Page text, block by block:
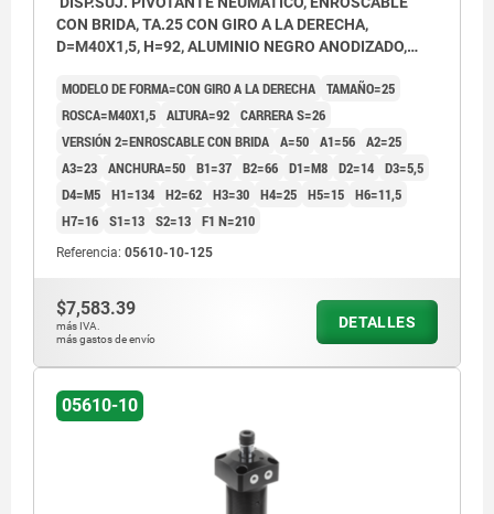
CON BRIDA, TA.25 CON GIRO A LA DERECHA,
D=M40X1,5, H=92, ALUMINIO NEGRO ANODIZADO,
MODELO DE FORMA=CON GIRO A LA DERECHA TAMAÑO=25
ROSCA=M40X1,5 ALTURA=92 CARRERA S=26
VERSIÓN 2=ENROSCABLE CON BRIDA A=50 A1=56 A2=25
A3=23 ANCHURA=50 B1=37 B2=66 D1=M8 D2=14 D3=5,5
D4=M5 H1=134 H2=62 H3=30 H4=25 H5=15 H6=11,5
H7=16 S1=13 S2=13 F1 N=210
Referencia: 05610-10-125
$7,583.39
más IVA.
más gastos de envío
DETALLES
05610-10